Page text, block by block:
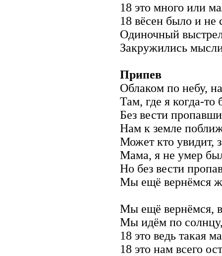
18 это много или
18 вёсен было и не
Одиночный
Закружились
Припев
Облаком по небу,
Там, где я когда-
Без вести
Нам к земле
Может кто увидит,
Мама, я не умер
Но без вести
Мы ещё вернёмся
Мы ещё вернёмся,
Мы идём по солнцу,
18 это ведь такая
18 это нам всего